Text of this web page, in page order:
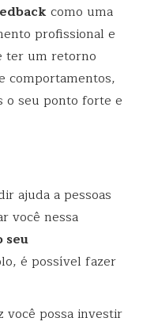
como uma
profissional e
ter um retorno
comportamentos,
o seu ponto forte e
ajuda a pessoas
você nessa
seu
é possível fazer
você possa investir